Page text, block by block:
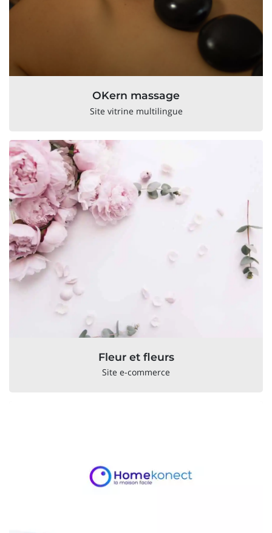
OKern massage
Site vitrine multilingue
Fleur et fleurs
Site e-commerce